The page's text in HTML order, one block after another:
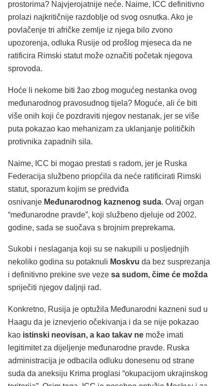
prostorima? Najvjerojatnije neće. Naime, ICC definitivno
prolazi najkritičnije razdoblje od svog osnutka. Ako je
povlačenje tri afričke zemlje iz njega bilo zvono
upozorenja, odluka Rusije od prošlog mjeseca da ne
ratificira Rimski statut može označiti početak njegova
sprovoda.
Hoće li nekome biti žao zbog mogućeg nestanka ovog
međunarodnog pravosudnog tijela? Moguće, ali će biti
više onih koji će pozdraviti njegov nestanak, jer se više
puta pokazao kao mehanizam za uklanjanje političkih
protivnika zapadnih sila.
Naime, ICC bi mogao prestati s radom, jer je Ruska
Federacija službeno priopćila da neće ratificirati Rimski
statut, sporazum kojim se predviđa
osnivanje Međunarodnog kaznenog suda. Ovaj organ
“međunarodne pravde”, koji službeno djeluje od 2002.
godine, sada se suočava s brojnim preprekama.
Sukobi i neslaganja koji su se nakupili u posljednjih
nekoliko godina su potaknuli Moskvu da bez susprezanja
i definitivno prekine sve veze sa sudom, čime će možda
spriječiti njegov daljnji rad.
Konkretno, Rusija je optužila Međunarodni kazneni sud u
Haagu da je iznevjerio očekivanja i da se nije pokazao
kao istinski neovisan, a kao takav ne može imati
legitimitet za dijeljenje međunarodne pravde. Ruska
administracija je odbacila odluku donesenu od strane
suda da aneksiju Krima proglasi “okupacijom ukrajinskog